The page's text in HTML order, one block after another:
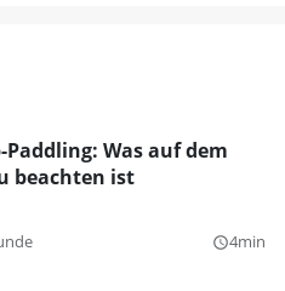
Was auf dem
beachten ist
query_builder4min